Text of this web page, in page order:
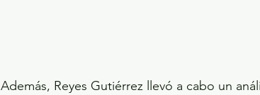
Además, Reyes Gutiérrez llevó a cabo un